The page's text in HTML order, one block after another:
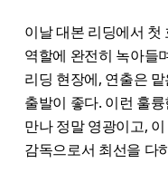
이날 대본 리딩에서
역할에 완전히 녹아들
리딩 현장에, 연출은
출발이 좋다. 이런 훌
만나 정말 영광이고,
감독으로서 최선을 다